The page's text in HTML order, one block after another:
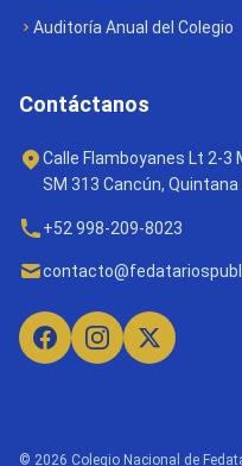
Auditoría Anual del Colegio
Contáctanos
Calle Flamboyanes Lt 2-3
SM 313 Cancún, Quintana
+52 998-209-8023
© 2026 Colegio Nacional de